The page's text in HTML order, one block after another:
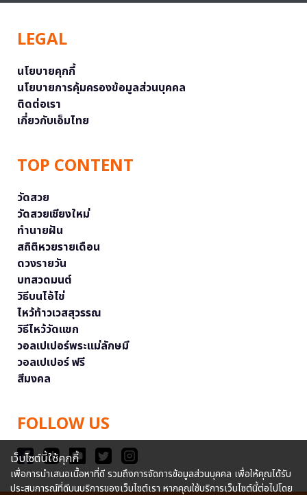
LEGAL
นโยบายคุกกี้
นโยบายการคุ้มครองข้อมูลส่วนบุคคล
ติดต่อเรา
เกี่ยวกับเอ็มไทย
TOP CONTENT
วัดสวย
วัดสวยเชียงใหม่
ทำนายฝัน
สถิติหวยรายเดือน
ดวงรายวัน
บทสวดมนต์
วิธีบนไอ้ไข่
ไหว้ท้าวเวสสุวรรณ
วิธีไหว้วัดแขก
วอลเปเปอร์พระแม่ลักษมี
วอลเปเปอร์ ฟรี
สีมงคล
FOLLOW US
เว็บไซต์นี้ใช้คุกกี้
เพื่อการนำเสนอเนื้อหาที่ดี รวมถึงการจัดการข้อมูลส่วนบุคคล เพื่อให้คุณได้รับ
ประสบการณ์ที่ดีบนบริการของเว็บไซต์เรา หากคุณใช้บริการเว็บไซต์นี้ต่อไปโดย